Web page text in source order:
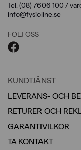
Tel. (08) 7606 100 /
info@fysioline.se
FÖLJ OSS
KUNDTJÄNST
LEVERANS- OCH
RETURER OCH
GARANTIVILKOR
TA KONTAKT